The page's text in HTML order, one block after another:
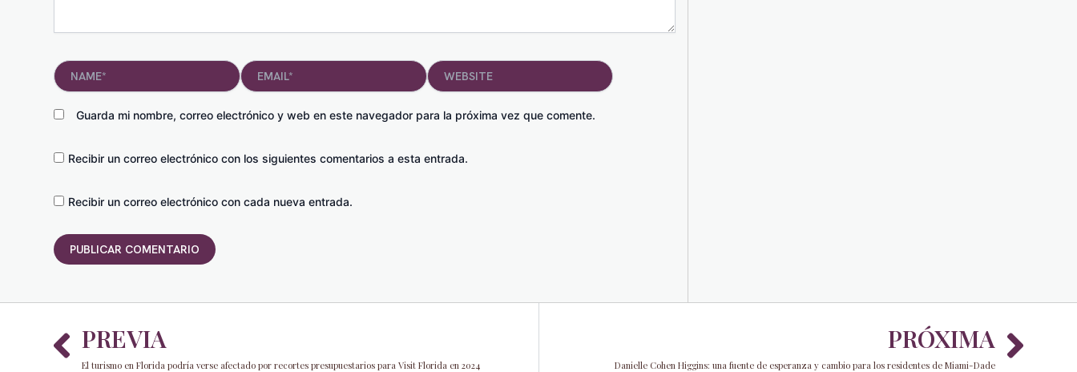
Name* Email*
Guarda mi nombre, correo electrónico y web en este navegador para la próxima vez que comente.
Website
Recibir un correo electrónico con los siguientes comentarios a esta entrada.
Recibir un correo electrónico con cada nueva entrada.
Prev
PREVIA
El turismo en Florida podría verse afectado por recortes presupuestarios para Visit Florida en 2024
PRÓXIMA
Danielle Cohen Higgins: una fuente de esperanza y cambio para los residentes de Miami-Dade